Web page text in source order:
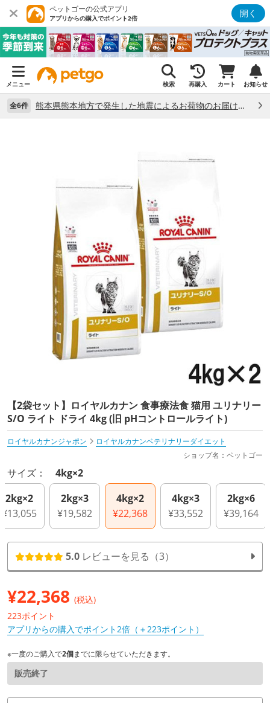
ペットゴーの公式アプリ
アプリからの購入でポイント2倍 開く
メニュー 検索 再購入 カート お知らせ
全6件 熊本県熊本地方で発生した地震によるお荷物のお届け状況について （7/28）
【2袋セット】ロイヤルカナン 食事療法食 猫用 ユリナリー
S/O ライト ドライ 4kg (旧 pHコントロールライト)
ロイヤルカナンジャポン
ロイヤルカナンベテリナリーダイエット
ショップ名：ペットゴー
サイズ： 4kg×2
2kg×2
¥13,055
2kg×3
¥19,582
4kg×2
¥22,368
4kg×3
¥33,552
2kg×6
¥39,164
5.0 レビューを見る（3）
¥22,368 (税込)
223ポイント
アプリからの購入でポイント2倍（＋223ポイント）
※一度のご購入で2個までに限らせていただきます。
販売終了